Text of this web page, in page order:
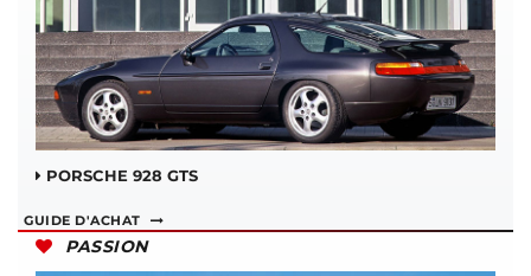
PORSCHE 928 GTS
GUIDE D'ACHAT
PASSION